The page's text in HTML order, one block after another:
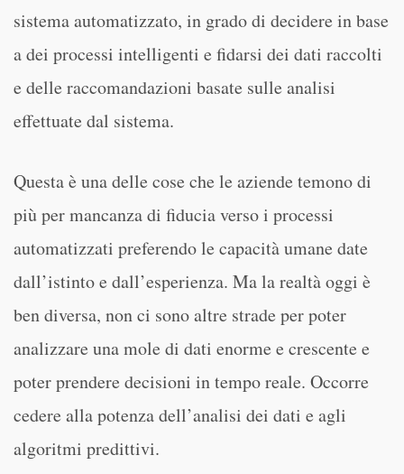
sistema automatizzato, in grado di decidere in base
a dei processi intelligenti e fidarsi dei dati raccolti
e delle raccomandazioni basate sulle analisi
effettuate dal sistema.
Questa è una delle cose che le aziende temono di
più per mancanza di fiducia verso i processi
automatizzati preferendo le capacità umane date
dall’istinto e dall’esperienza. Ma la realtà oggi è
ben diversa, non ci sono altre strade per poter
analizzare una mole di dati enorme e crescente e
poter prendere decisioni in tempo reale. Occorre
cedere alla potenza dell’analisi dei dati e agli
algoritmi predittivi.